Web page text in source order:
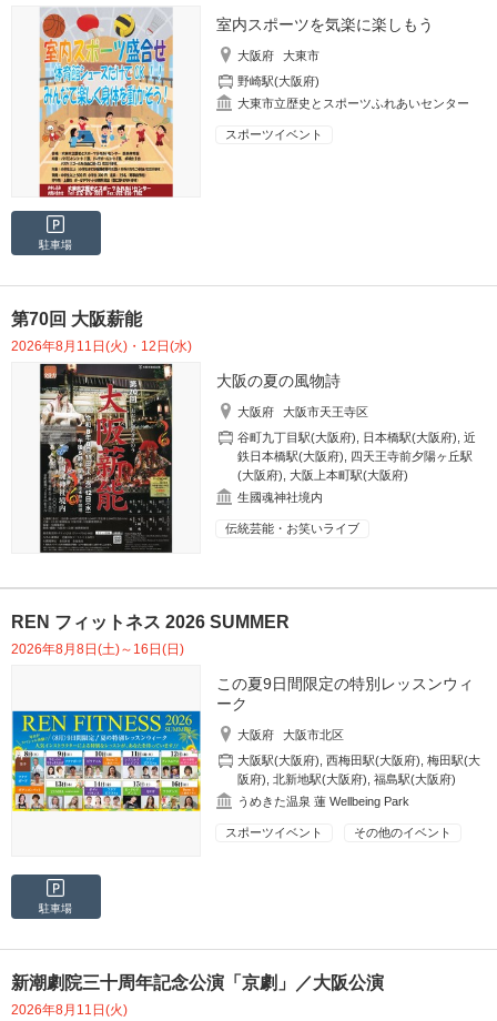
室内スポーツを気楽に楽しもう
大阪府
大東市
野崎駅(大阪府)
大東市立歴史とスポーツふれあいセンター
スポーツイベント
駐車場
第70回 大阪薪能
2026年8月11日(火)・12日(水)
大阪の夏の風物詩
大阪府
大阪市天王寺区
谷町九丁目駅(大阪府)
日本橋駅(大阪府) ,近
鉄日本橋駅(大阪府)
四天王寺前夕陽ヶ丘駅
(大阪府) ,大阪上本町駅(大阪府)
生國魂神社境内
伝統芸能・お笑いライブ
REN フィットネス 2026 SUMMER
2026年8月8日(土)～16日(日)
この夏9日間限定の特別レッスンウィ
ーク
大阪府
大阪市北区
大阪駅(大阪府) ,西梅田駅(大阪府) ,梅田駅(大
阪府) ,北新地駅(大阪府) ,福島駅(大阪府)
うめきた温泉 蓮 Wellbeing Park
スポーツイベント その他のイベント
駐車場
新潮劇院三十周年記念公演「京劇」／大阪公演
2026年8月11日(火)